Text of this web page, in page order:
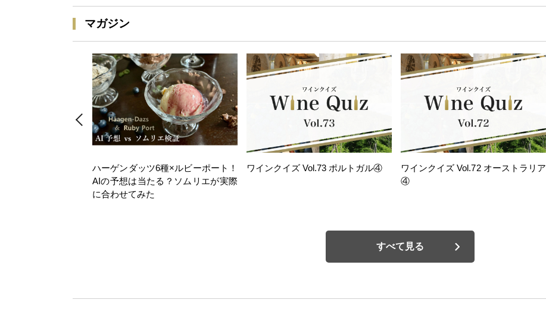
マガジン
ハーゲンダッツ6種×ルビーポート！
AIの予想は当たる？ソムリエが実際
に合わせてみた
ワインクイズ Vol.73 ポルトガル④
ワインクイズ Vol.72 オーストラリア
④
すべて見る